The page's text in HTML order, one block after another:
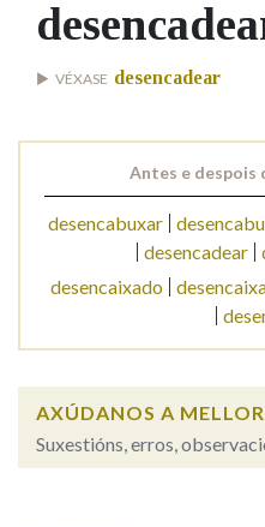
Facebook
TwitterYoutubeInstagram
Bluesky
BUSCAR NOS LEMAS
Comeza por
Nas definicións
VÉXASE desencadear
Antes e despois
desencabuxar
desencadear
desencaixado
AXÚDANOS A
Suxestións, erros,